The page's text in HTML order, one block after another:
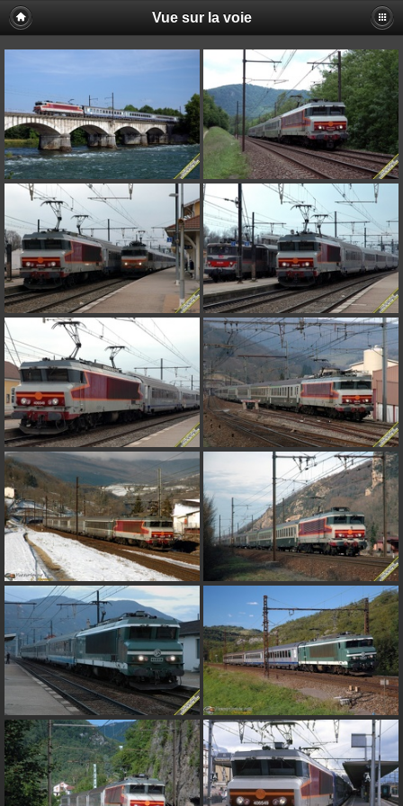
Vue sur la voie